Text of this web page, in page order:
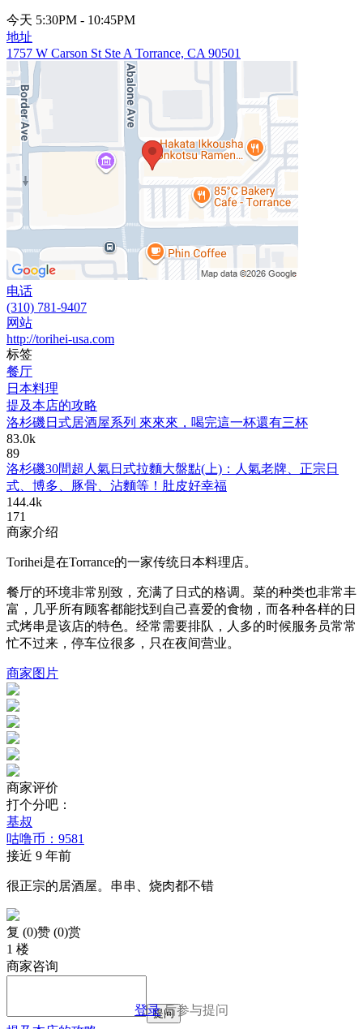
今天 5:30PM - 10:45PM
地址
1757 W Carson St Ste A Torrance, CA 90501
电话
(310) 781-9407
网站
http://torihei-usa.com
标签
餐厅
日本料理
提及本店的攻略
洛杉磯日式居酒屋系列 來來來，喝完這一杯還有三杯
83.0k
89
洛杉磯30間超人氣日式拉麵大盤點(上)：人氣老牌、正宗日
式、博多、豚骨、沾麵等！肚皮好幸福
144.4k
171
商家介绍
Torihei是在Torrance的一家传统日本料理店。
餐厅的环境非常别致，充满了日式的格调。菜的种类也非常丰
富，几乎所有顾客都能找到自己喜爱的食物，而各种各样的日
式烤串是该店的特色。经常需要排队，人多的时候服务员常常
忙不过来，停车位很多，只在夜间营业。
商家图片
商家评价
打个分吧：
基叔
咕噜币：9581
接近 9 年前
很正宗的居酒屋。串串、烧肉都不错
复 (0)赞 (0)赏
1 楼
商家咨询
登录后参与提问
提问